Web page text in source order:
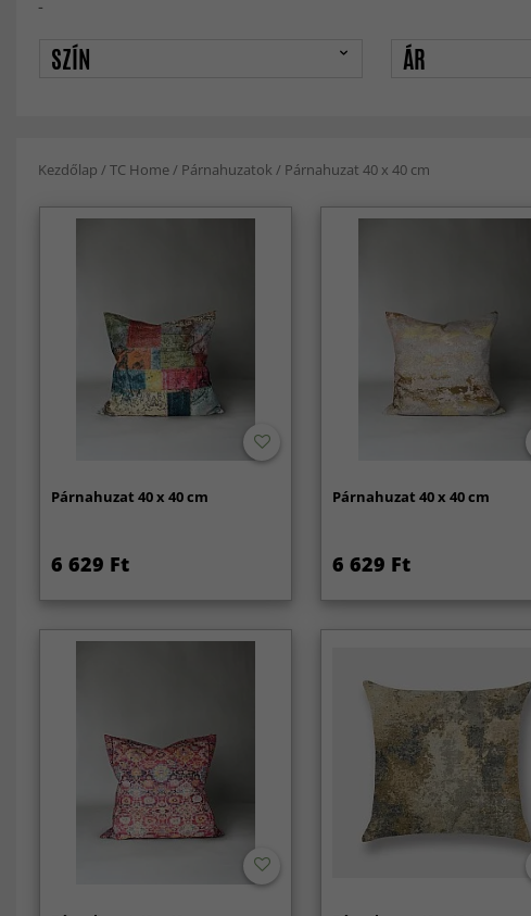
-
SZÍN ÁR
Kezdőlap /TC Home/ Párnahuzatok / Párnahuzat 40 x 40 cm
Párnahuzat 40 x 40 cm
6 629 Ft
Párnahuzat 40 x 40 cm
6 629 Ft